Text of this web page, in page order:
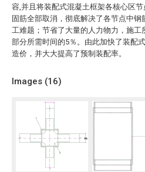
容,并且将装配式混凝土框架各核心区
固筋全部取消，彻底解决了各节点中钢
工难题；节省了大量的人力物力，施工
部分所需时间的5％。由此加快了装配
造价，并大大提高了预制装配率。
Images (16)